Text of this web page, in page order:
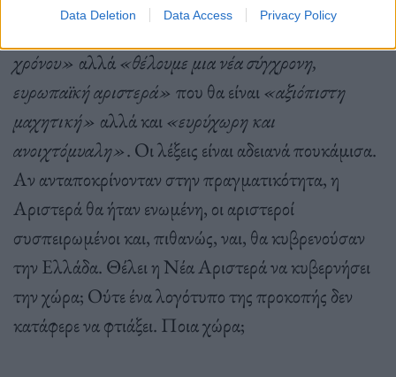
Data Deletion Data Access Privacy Policy
χρόνου» αλλά«θέλουμε μια νέα σύγχρονη,
ευρωπαϊκή αριστερά» που θα είναι«αξιόπιστη
μαχητική» αλλά και«ευρύχωρη και
ανοιχτόμυαλη». Οι λέξεις είναι αδειανά πουκάμισα.
Αν ανταποκρίνονταν στην πραγματικότητα, η
Αριστερά θα ήταν ενωμένη, οι αριστεροί
συσπειρωμένοι και, πιθανώς, ναι, θα κυβρενούσαν
την Ελλάδα. Θέλει η Νέα Αριστερά να κυβερνήσει
την χώρα; Ούτε ένα λογότυπο της προκοπής δεν
κατάφερε να φτιάξει. Ποια χώρα;